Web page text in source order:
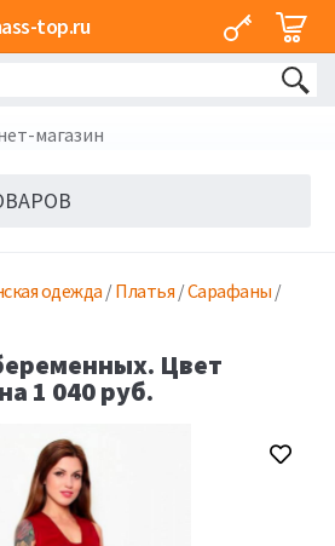
top.ru
магазин
одежда /Платья /Сарафаны /
Цвет
1 040 руб.